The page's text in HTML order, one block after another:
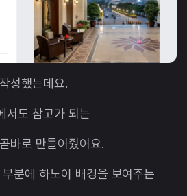
성했는데요.
서도 참고가 되는
바로 만들어줬어요.
분에 하노이 배경을 보여주는